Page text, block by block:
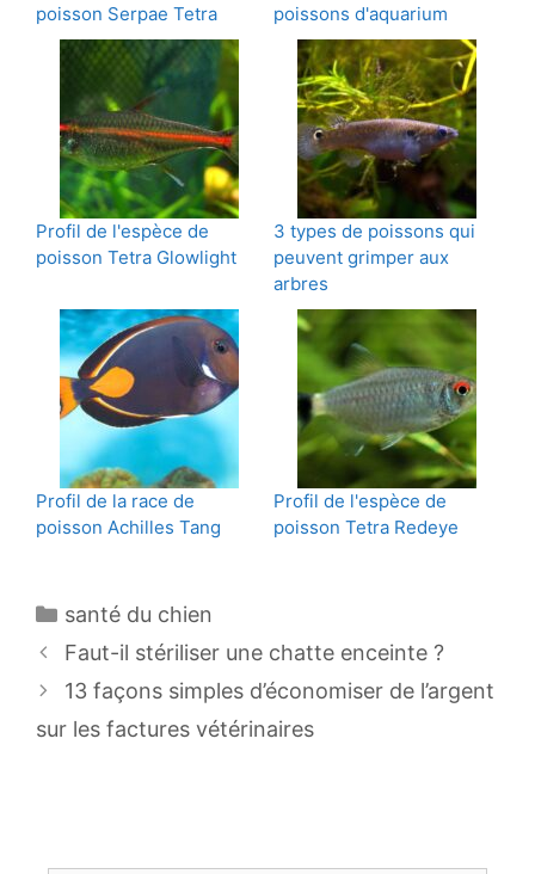
poisson Serpae Tetra
poissons d'aquarium
Profil de l'espèce de
poisson Tetra Glowlight
3 types de poissons qui
peuvent grimper aux
arbres
Profil de la race de
poisson Achilles Tang
Profil de l'espèce de
poisson Tetra Redeye
Catégories
santé du chien
Navigation
des
Faut-il stériliser une chatte enceinte ?
13 façons simples d’économiser de l’argent
sur les factures vétérinaires